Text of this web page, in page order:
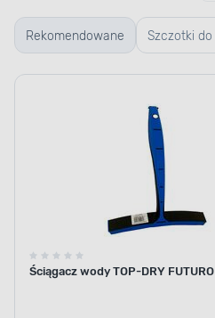
Rekomendowane Szczotki do
mycia
samochodu
Ściągacz wody TOP-DRY FUTURO